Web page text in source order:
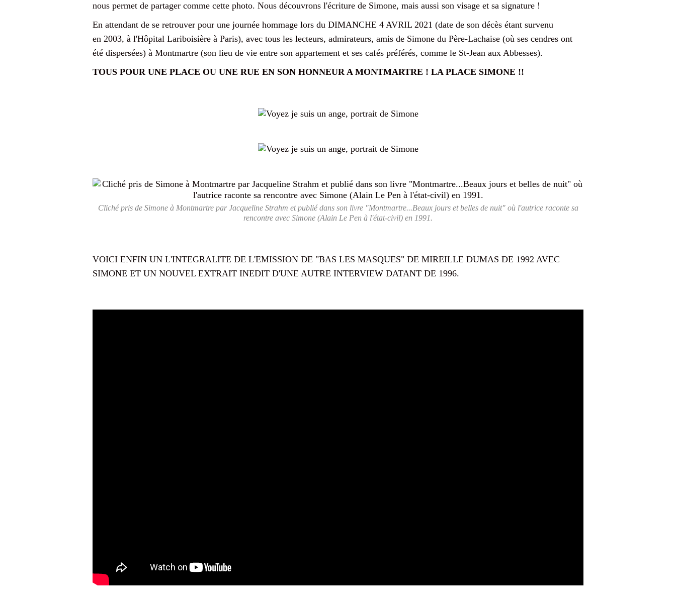
nous permet de partager comme cette photo. Nous découvrons l'écriture de Simone, mais aussi son visage et sa signature !
En attendant de se retrouver pour une journée hommage lors du DIMANCHE 4 AVRIL 2021 (date de son décès étant survenu
en 2003, à l'Hôpital Lariboisière à Paris), avec tous les lecteurs, admirateurs, amis de Simone du Père-Lachaise (où ses cendres ont
été dispersées) à Montmartre (son lieu de vie entre son appartement et ses cafés préférés, comme le St-Jean aux Abbesses).
TOUS POUR UNE PLACE OU UNE RUE EN SON HONNEUR A MONTMARTRE ! LA PLACE SIMONE !!
Cliché pris de Simone à Montmartre par Jacqueline Strahm et publié dans son livre "Montmartre...Beaux jours et belles de nuit" où l'autrice raconte sa
rencontre avec Simone (Alain Le Pen à l'état-civil) en 1991.
VOICI ENFIN UN L'INTEGRALITE DE L'EMISSION DE "BAS LES MASQUES" DE MIREILLE DUMAS DE 1992 AVEC
SIMONE ET UN NOUVEL EXTRAIT INEDIT D'UNE AUTRE INTERVIEW DATANT DE 1996.